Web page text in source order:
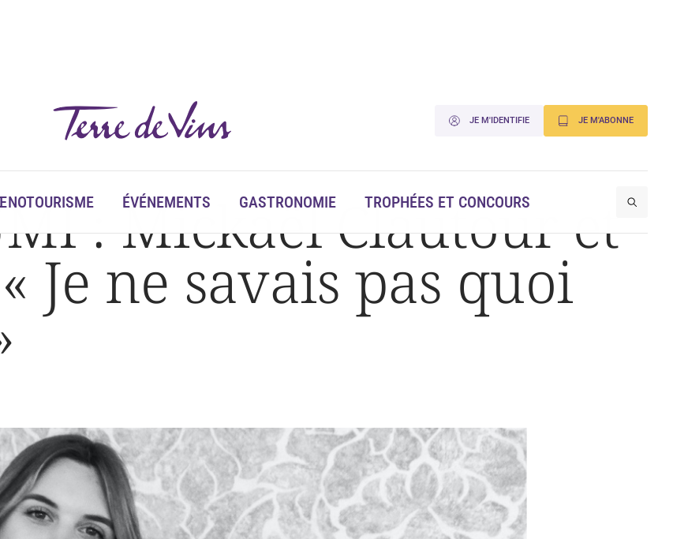
JE M'IDENTIFIE JE M'ABONNE
ÉVÉNEMENTS GASTRONOMIE TROPHÉES ET CONCOURS
savais pas quoi faire à l’école »
: Mickaël Clautour et
Je ne savais pas quoi